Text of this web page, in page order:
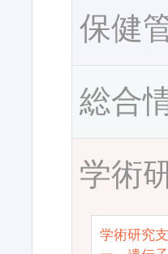
保健
総合
学術
学術研究